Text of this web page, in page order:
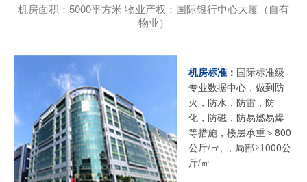
机房面积：5000平方米 物业产权：国际银行中心大厦（自有
物业）
机房标准： 国际标准级
专业数据中心，做到防
火，防水，防雷，防
化，防磁，防易燃易爆
等措施，楼层承重＞800
公斤/㎡, ，局部≥1000公
斤/㎡